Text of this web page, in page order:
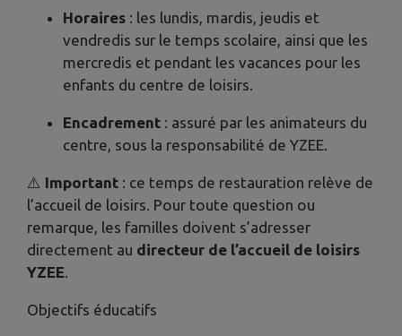
Horaires : les lundis, mardis, jeudis et
vendredis sur le temps scolaire, ainsi que les
mercredis et pendant les vacances pour les
enfants du centre de loisirs.
Encadrement : assuré par les animateurs du
centre, sous la responsabilité de YZEE.
⚠️ Important : ce temps de restauration relève de
l’accueil de loisirs. Pour toute question ou
remarque, les familles doivent s’adresser
directement au directeur de l’accueil de loisirs
YZEE.
Objectifs éducatifs